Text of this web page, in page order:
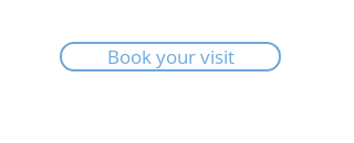
Book your visit